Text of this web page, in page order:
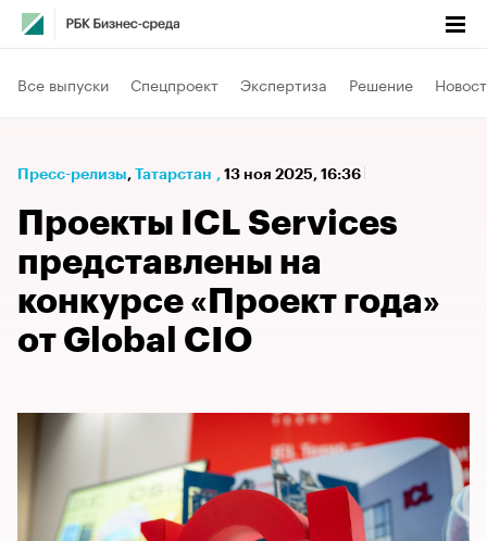
Все выпуски Спецпроект Экспертиза Решение
Пресс-релизы⁠, Татарстан , 13 ноя 2025, 16:36
Проекты ICL Services
представлены на
конкурсе «Проект года»
от Global CIO